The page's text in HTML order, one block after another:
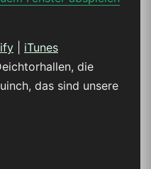
iTunes
die
das sind unsere
ABOUT THE